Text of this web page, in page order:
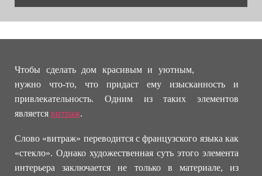
Чтобы сделать дом красивым и уютным,
нужно что-то, что придаст ему изысканность и
привлекательность. Одним из таких элементов
является витраж.
Слово «витраж» переводится с французского языка как
«стекло». Однако художественная суть этого элемента
интерьера заключается не только в материале, из